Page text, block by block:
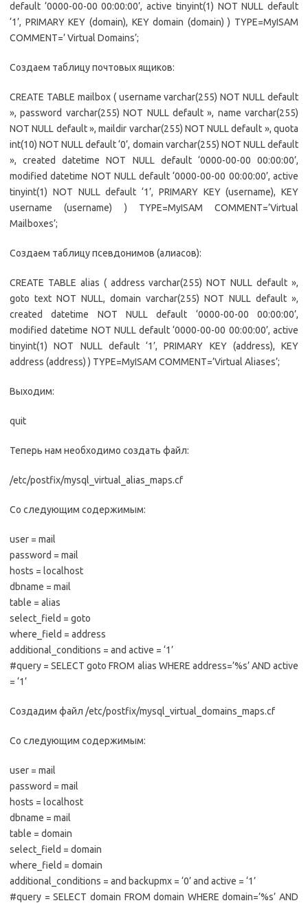
default ‘0000-00-00 00:00:00’, active tinyint(1) NOT NULL default
‘1’, PRIMARY KEY (domain), KEY domain (domain) ) TYPE=MyISAM
COMMENT=’ Virtual Domains’;
Создаем таблицу почтовых ящиков:
CREATE TABLE mailbox ( username varchar(255) NOT NULL default
», password varchar(255) NOT NULL default », name varchar(255)
NOT NULL default », maildir varchar(255) NOT NULL default », quota
int(10) NOT NULL default ‘0’, domain varchar(255) NOT NULL default
», created datetime NOT NULL default ‘0000-00-00 00:00:00’,
modified datetime NOT NULL default ‘0000-00-00 00:00:00’, active
tinyint(1) NOT NULL default ‘1’, PRIMARY KEY (username), KEY
username (username) ) TYPE=MyISAM COMMENT=’Virtual
Mailboxes’;
Создаем таблицу псевдонимов (алиасов):
CREATE TABLE alias ( address varchar(255) NOT NULL default »,
goto text NOT NULL, domain varchar(255) NOT NULL default »,
created datetime NOT NULL default ‘0000-00-00 00:00:00’,
modified datetime NOT NULL default ‘0000-00-00 00:00:00’, active
tinyint(1) NOT NULL default ‘1’, PRIMARY KEY (address), KEY
address (address) ) TYPE=MyISAM COMMENT=’Virtual Aliases’;
Выходим:
quit
Теперь нам необходимо создать файл:
/etc/postfix/mysql_virtual_alias_maps.cf
Со следующим содержимым:
user = mail
password = mail
hosts = localhost
dbname = mail
table = alias
select_field = goto
where_field = address
additional_conditions = and active = ‘1’
#query = SELECT goto FROM alias WHERE address=’%s’ AND active
= ‘1’
Создадим файл /etc/postfix/mysql_virtual_domains_maps.cf
Со следующим содержимым:
user = mail
password = mail
hosts = localhost
dbname = mail
table = domain
select_field = domain
where_field = domain
additional_conditions = and backupmx = ‘0’ and active = ‘1’
#query = SELECT domain FROM domain WHERE domain=’%s’ AND